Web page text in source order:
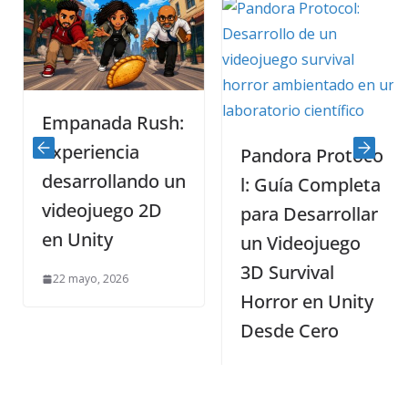
Empanada Rush:
experiencia
desarrollando un
videojuego 2D
en Unity
22 mayo, 2026
Pandora Protoco
l: Guía Completa
para Desarrollar
un Videojuego
3D Survival
Horror en Unity
Desde Cero